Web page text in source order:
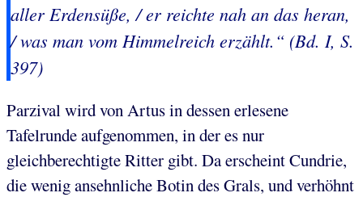
aller Erdensüße, / er reichte nah an das heran,
/ was man vom Himmelreich erzählt.“ (Bd. I, S.
397)
Parzival wird von Artus in dessen erlesene
Tafelrunde aufgenommen, in der es nur
gleichberechtigte Ritter gibt. Da erscheint Cundrie,
die wenig ansehnliche Botin des Grals, und verhöhnt